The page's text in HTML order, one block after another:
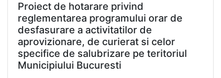
Proiect de hotarare privind
reglementarea programului orar de
desfasurare a activitatilor de
aprovizionare, de curierat si celor
specifice de salubrizare pe teritoriul
Municipiului Bucuresti